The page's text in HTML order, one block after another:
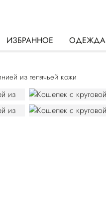
ИЗБРАННОЕ ОДЕЖДА
из телячьей кожи